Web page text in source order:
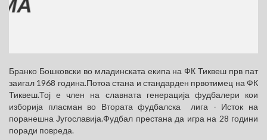
Бранко Бошковски во младинската екипа на ФК Тиквеш прв пат
заигал 1968 година.Потоа стана и стандарден првотимец на ФК
Тиквеш.Тој е член на славната генерација фудбалери кои
изборија пласман во Втората фудбалска лига - Исток на
поранешна Југославија.Фудбал престана да игра на 28 години
поради повреда.